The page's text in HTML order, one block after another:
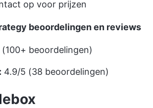
op voor prijzen
beoordelingen en reviews
(100+ beoordelingen)
4.9/5 (38 beoordelingen)